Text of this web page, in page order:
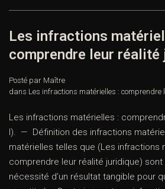
Les infractions
comprendre leur réalité
Posté par Maître
dans Les infractions matérielles : comprendre
Les infractions matérielles :
I). — Définition des infractions
matérielles telles que (Les infractions
comprendre leur réalité juridique)
nécessité d’un résultat tangible pour